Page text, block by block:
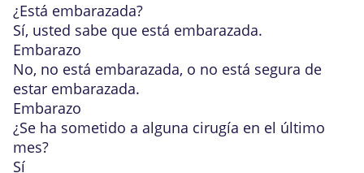
¿Está embarazada?
Sí, usted sabe que está embarazada.
Embarazo
No, no está embarazada, o no está segura de
estar embarazada.
Embarazo
¿Se ha sometido a alguna cirugía en el último
mes?
Sí